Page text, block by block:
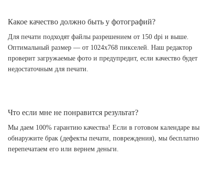
Какое качество должно быть у фотографий?
Для печати подходят файлы разрешением от 150 dpi и выше.
Оптимальный размер — от 1024x768 пикселей. Наш редактор
проверит загружаемые фото и предупредит, если качество будет
недостаточным для печати.
Что если мне не понравится результат?
Мы даем 100% гарантию качества! Если в готовом календаре вы
обнаружите брак (дефекты печати, повреждения), мы бесплатно
перепечатаем его или вернем деньги.